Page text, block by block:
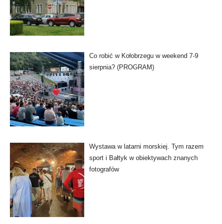
Co robić w Kołobrzegu w weekend 7-9
sierpnia? (PROGRAM)
Wystawa w latarni morskiej. Tym razem
sport i Bałtyk w obiektywach znanych
fotografów